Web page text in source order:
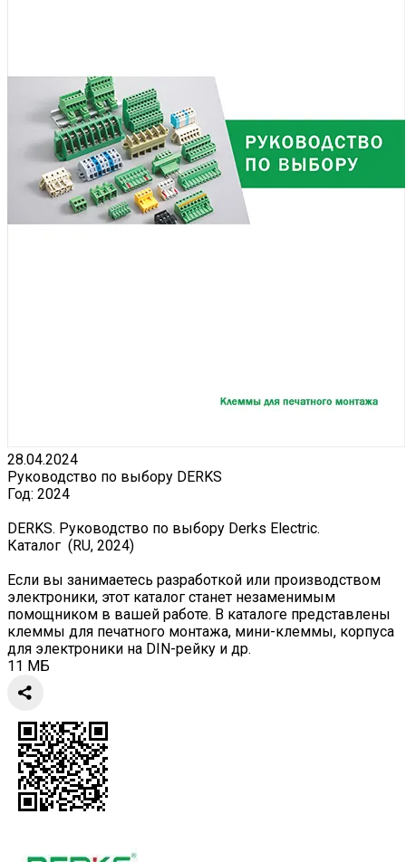
28.04.2024
Руководство по выбору DERKS
Год: 2024
DERKS. Руководство по выбору Derks Electric.
Каталог (RU, 2024)
Если вы занимаетесь разработкой или производством
электроники, этот каталог станет незаменимым
помощником в вашей работе. В каталоге представлены
клеммы для печатного монтажа, мини-клеммы, корпуса
для электроники на DIN-рейку и др.
11 МБ